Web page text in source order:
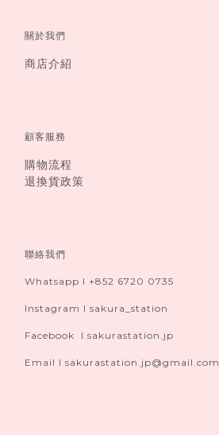
關於我們
商店介紹
顧客服務
購物流程
退換貨政策
聯絡我們
Whatsapp I +852 6720 0735
Instagram I sakura_station
Facebook I sakurastation.jp
Email I sakurastation.jp@gmail.com